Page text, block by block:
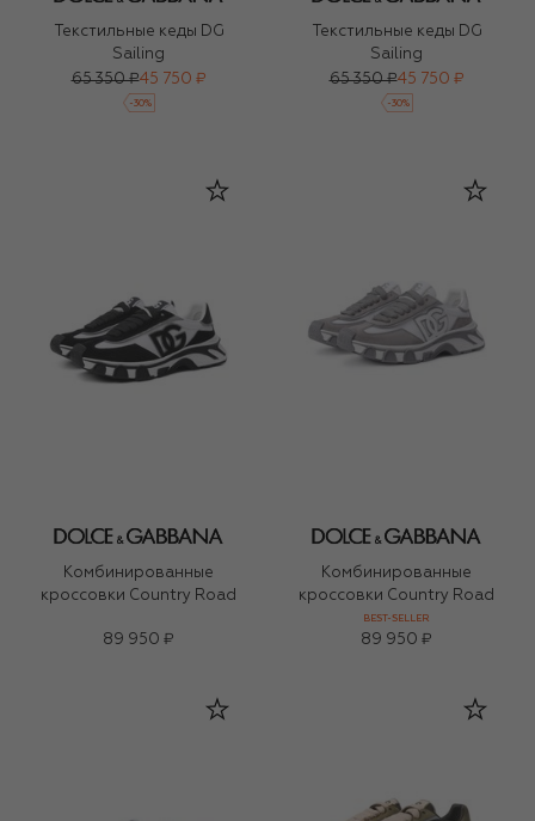
Текстильные кеды DG
Sailing
65 350 ₽45 750 ₽
-30%
Текстильные кеды DG
Sailing
65 350 ₽45 750 ₽
-30%
Комбинированные
кроссовки Country Road
89 950 ₽
Комбинированные
кроссовки Country Road
BEST-SELLER
89 950 ₽